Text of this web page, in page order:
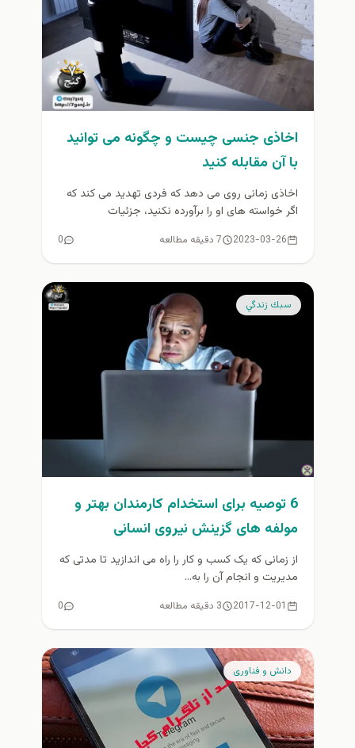
اخاذی جنسی چیست و چگونه می توانید
با آن مقابله کنید
اخاذی زمانی روی می دهد که فردی تهدید می کند که
اگر خواسته های او را برآورده نکنید، جزئیات
2023-03-26 7 دقیقه مطالعه 0
سبك زندگي
6 توصیه برای استخدام کارمندان بهتر و
مولفه های گزینش نیروی انسانی
از زمانی که یک کسب و کار را راه می اندازید تا مدتی که
مدیریت و انجام آن را به...
2017-12-01 3 دقیقه مطالعه 0
دانش و فناوری